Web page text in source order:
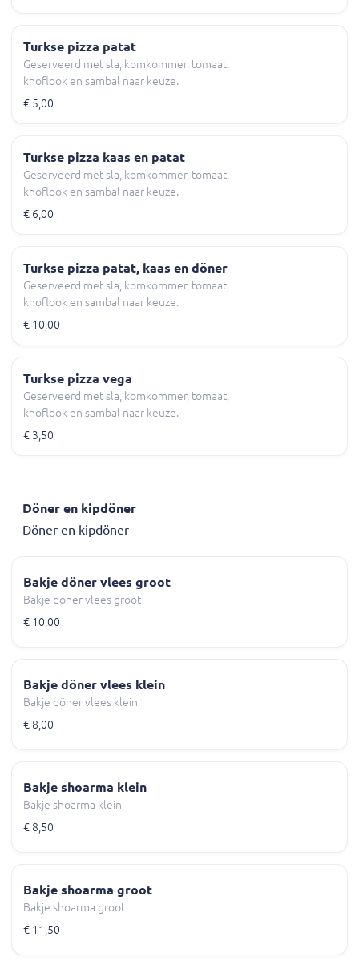
Turkse pizza patat
Geserveerd met sla, komkommer, tomaat,
knoflook en sambal naar keuze.
€ 5,00
Turkse pizza kaas en patat
Geserveerd met sla, komkommer, tomaat,
knoflook en sambal naar keuze.
€ 6,00
Turkse pizza patat, kaas en döner
Geserveerd met sla, komkommer, tomaat,
knoflook en sambal naar keuze.
€ 10,00
Turkse pizza vega
Geserveerd met sla, komkommer, tomaat,
knoflook en sambal naar keuze.
€ 3,50
Döner en kipdöner
Döner en kipdöner
Bakje döner vlees groot
Bakje döner vlees groot
€ 10,00
Bakje döner vlees klein
Bakje döner vlees klein
€ 8,00
Bakje shoarma klein
Bakje shoarma klein
€ 8,50
Bakje shoarma groot
Bakje shoarma groot
€ 11,50